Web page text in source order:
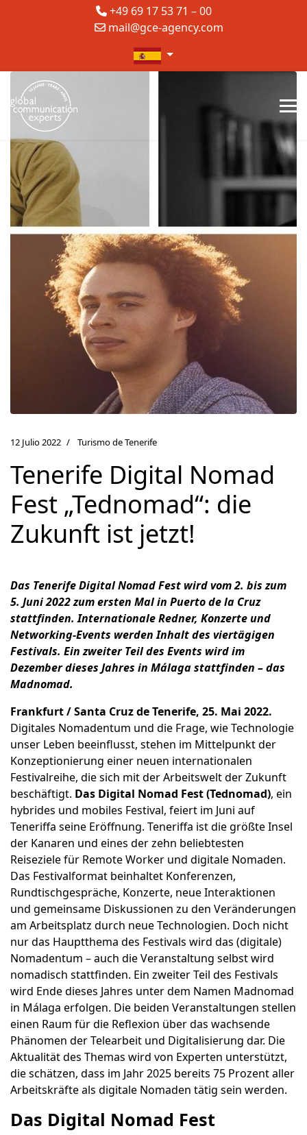
+49 69 17 53 71 – 00
mail@gce-agency.com
Seleccione su idioma
12 Julio 2022 Turismo de Tenerife
Tenerife Digital Nomad
Fest „Tednomad“: die
Zukunft ist jetzt!
Das Tenerife Digital Nomad Fest wird vom 2. bis zum
5. Juni 2022 zum ersten Mal in Puerto de la Cruz
stattfinden. Internationale Redner, Konzerte und
Networking-Events werden Inhalt des viertägigen
Festivals. Ein zweiter Teil des Events wird im
Dezember dieses Jahres in Málaga stattfinden – das
Madnomad.
Frankfurt / Santa Cruz de Tenerife, 25. Mai 2022.
Digitales Nomadentum und die Frage, wie Technologie
unser Leben beeinflusst, stehen im Mittelpunkt der
Konzeptionierung einer neuen internationalen
Festivalreihe, die sich mit der Arbeitswelt der Zukunft
beschäftigt. Das Digital Nomad Fest (Tednomad), ein
hybrides und mobiles Festival, feiert im Juni auf
Teneriffa seine Eröffnung. Teneriffa ist die größte Insel
der Kanaren und eines der zehn beliebtesten
Reiseziele für Remote Worker und digitale Nomaden.
Das Festivalformat beinhaltet Konferenzen,
Rundtischgespräche, Konzerte, neue Interaktionen
und gemeinsame Diskussionen zu den Veränderungen
am Arbeitsplatz durch neue Technologien. Doch nicht
nur das Hauptthema des Festivals wird das (digitale)
Nomadentum – auch die Veranstaltung selbst wird
nomadisch stattfinden. Ein zweiter Teil des Festivals
wird Ende dieses Jahres unter dem Namen Madnomad
in Málaga erfolgen. Die beiden Veranstaltungen stellen
einen Raum für die Reflexion über das wachsende
Phänomen der Telearbeit und Digitalisierung dar. Die
Aktualität des Themas wird von Experten unterstützt,
die schätzen, dass im Jahr 2025 bereits 75 Prozent aller
Arbeitskräfte als digitale Nomaden tätig sein werden.
Das Digital Nomad Fest